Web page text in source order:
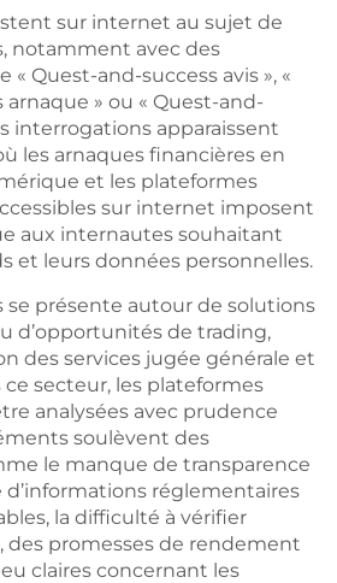
sur internet au sujet de
notamment avec des
« Quest-and-success avis », «
» ou « Quest-and-
interrogations apparaissent
les arnaques financières en
et les plateformes
sur internet imposent
aux internautes souhaitant
et leurs données personnelles.
se présente autour de solutions
d’opportunités de trading,
des services jugée générale et
secteur, les plateformes
analysées avec prudence
soulèvent des
le manque de transparence
d’informations réglementaires
la difficulté à vérifier
des promesses de rendement
claires concernant les